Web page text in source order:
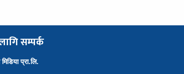
सम्पर्क
प्रा.लि.